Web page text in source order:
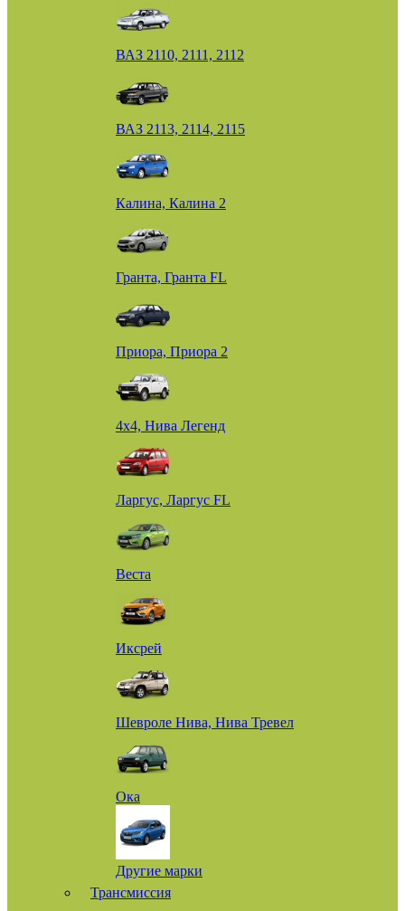
ВАЗ 2110, 2111, 2112
ВАЗ 2113, 2114, 2115
Калина, Калина 2
Гранта, Гранта FL
Приора, Приора 2
4х4, Нива Легенд
Ларгус, Ларгус FL
Веста
Иксрей
Шевроле Нива, Нива Тревел
Ока
Другие марки
Трансмиссия